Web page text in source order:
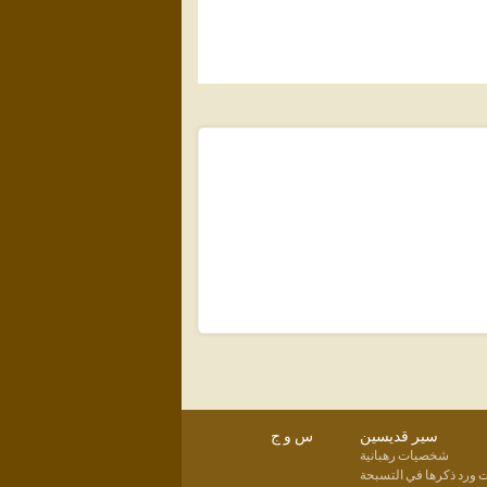
سير قديسين
شخصيات رهبانية
ذكرها في التسبحة
س و ج